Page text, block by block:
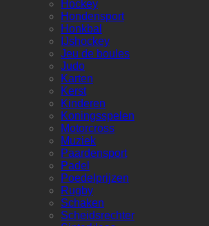
Hockey
Hondensport
Honkbal
IJshockey
Jeu de boules
Judo
Karten
Kerst
Kinderen
Koningsspelen
Motorcross
Muziek
Paardensport
Padel
Poedelprijzen
Rugby
Schaken
Scheidsrechter